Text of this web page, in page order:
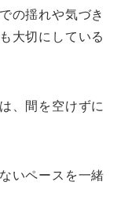
の揺れや気づき
大切にしている
、間を空けずに
いペースを一緒